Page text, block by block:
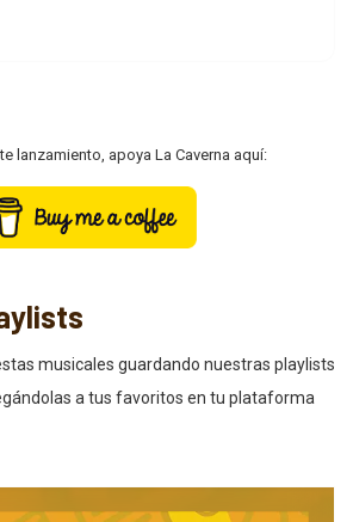
lanzamiento, apoya La Caverna aquí:
musicales guardando nuestras playlists
a tus favoritos en tu plataforma